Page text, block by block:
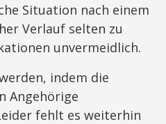
Situation nach einem
Verlauf selten zu
unvermeidlich.
indem die
Angehörige
fehlt es weiterhin